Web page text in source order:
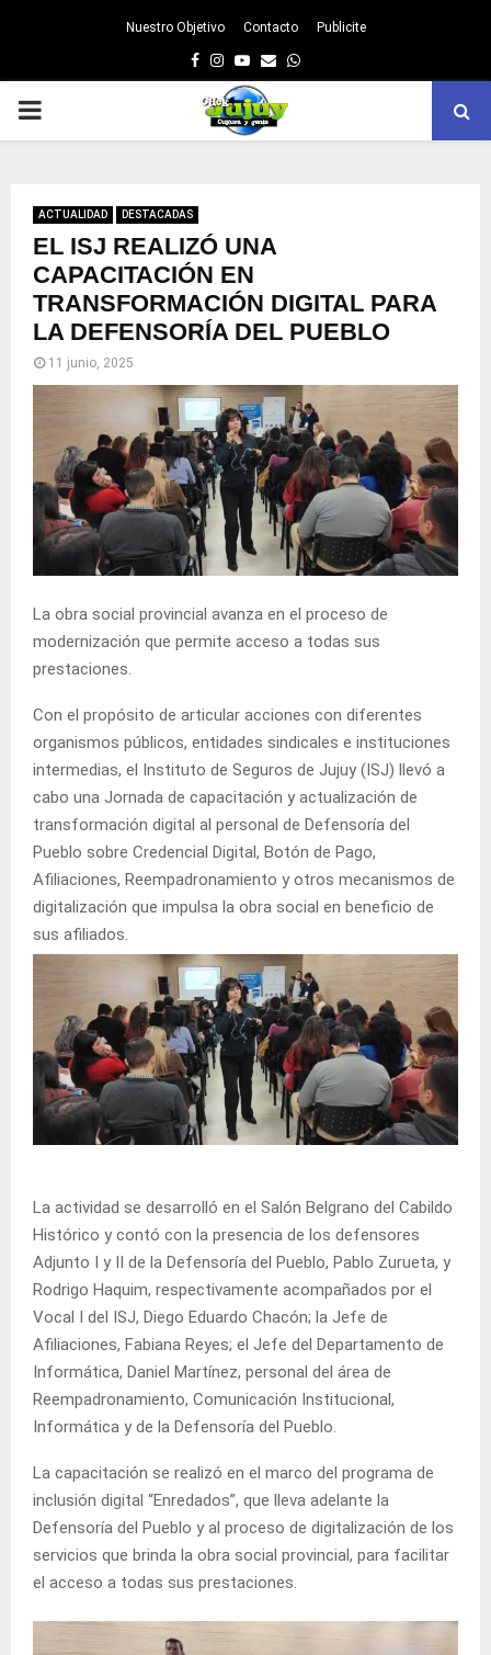
Nuestro Objetivo Contacto Publicite
Facebook
Instagram
Youtube
EmailWhatsapp
PRIMARY
ACTUALIDAD DESTACADAS
EL ISJ REALIZÓ UNA
CAPACITACIÓN EN
TRANSFORMACIÓN DIGITAL PARA
LA DEFENSORÍA DEL PUEBLO
11 junio, 2025
La obra social provincial avanza en el proceso de
modernización que permite acceso a todas sus
prestaciones.
Con el propósito de articular acciones con diferentes
organismos públicos, entidades sindicales e instituciones
intermedias, el Instituto de Seguros de Jujuy (ISJ) llevó a
cabo una Jornada de capacitación y actualización de
transformación digital al personal de Defensoría del
Pueblo sobre Credencial Digital, Botón de Pago,
Afiliaciones, Reempadronamiento y otros mecanismos de
digitalización que impulsa la obra social en beneficio de
sus afiliados.
La actividad se desarrolló en el Salón Belgrano del Cabildo
Histórico y contó con la presencia de los defensores
Adjunto I y II de la Defensoría del Pueblo, Pablo Zurueta, y
Rodrigo Haquim, respectivamente acompañados por el
Vocal I del ISJ, Diego Eduardo Chacón; la Jefe de
Afiliaciones, Fabiana Reyes; el Jefe del Departamento de
Informática, Daniel Martínez, personal del área de
Reempadronamiento, Comunicación Institucional,
Informática y de la Defensoría del Pueblo.
La capacitación se realizó en el marco del programa de
inclusión digital “Enredados”, que lleva adelante la
Defensoría del Pueblo y al proceso de digitalización de los
servicios que brinda la obra social provincial, para facilitar
el acceso a todas sus prestaciones.